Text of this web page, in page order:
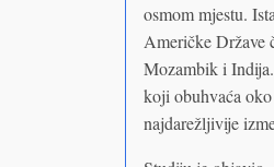
osmom mjestu.
Američke Države
Mozambik i
koji obuhvaća
najdarežljivije